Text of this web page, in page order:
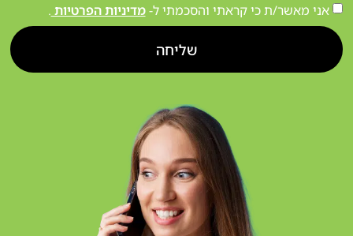
אני מאשר/ת כי קראתי והסכמתי ל-מדיניות הפרטיות .
שליחה